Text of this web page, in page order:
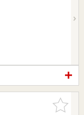
お気に入
りに追加